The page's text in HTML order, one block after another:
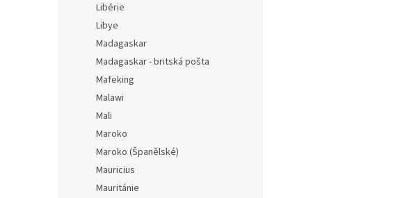
Libérie
Libye
Madagaskar
Madagaskar - britská pošta
Mafeking
Malawi
Mali
Maroko
Maroko (Španělské)
Mauricius
Mauritánie